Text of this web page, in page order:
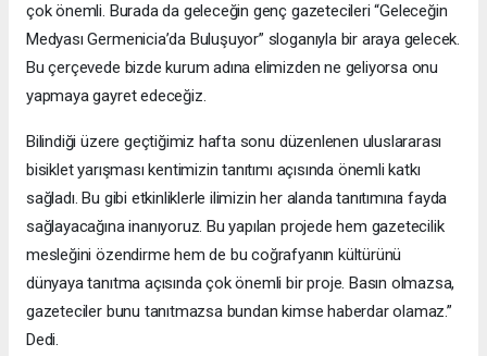
çok önemli. Burada da geleceğin genç gazetecileri “Geleceğin
Medyası Germenicia’da Buluşuyor” sloganıyla bir araya gelecek.
Bu çerçevede bizde kurum adına elimizden ne geliyorsa onu
yapmaya gayret edeceğiz.
Bilindiği üzere geçtiğimiz hafta sonu düzenlenen uluslararası
bisiklet yarışması kentimizin tanıtımı açısında önemli katkı
sağladı. Bu gibi etkinliklerle ilimizin her alanda tanıtımına fayda
sağlayacağına inanıyoruz. Bu yapılan projede hem gazetecilik
mesleğini özendirme hem de bu coğrafyanın kültürünü
dünyaya tanıtma açısında çok önemli bir proje. Basın olmazsa,
gazeteciler bunu tanıtmazsa bundan kimse haberdar olamaz.”
Dedi.